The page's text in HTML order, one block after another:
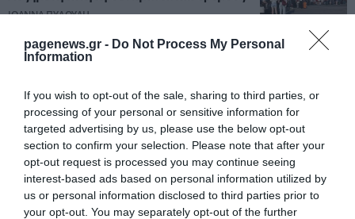
pagenews.gr - Do Not Process My Personal
Information
If you wish to opt-out of the sale, sharing to third parties, or
processing of your personal or sensitive information for
targeted advertising by us, please use the below opt-out
section to confirm your selection. Please note that after your
opt-out request is processed you may continue seeing
interest-based ads based on personal information utilized by
us or personal information disclosed to third parties prior to
your opt-out. You may separately opt-out of the further
ΙΩΑΝΝΑ ΠΥΛΟΥΔΗ
PODCASTS
Μπαλατσούκας pagenews.gr:«Η κυβέρνηση θυμάται τους
πυροσβέστες όταν τους λέει ήρωες–όχι όταν ζητούν
στήριξη»